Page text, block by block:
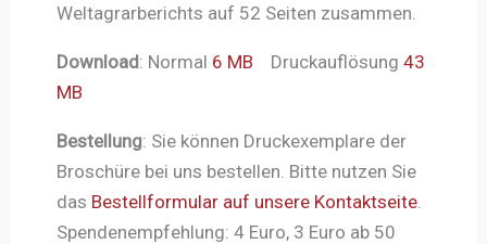
Weltagrarberichts auf 52 Seiten zusammen.
Download: Normal 6 MB Druckauflösung 43
MB
Bestellung: Sie können Druckexemplare der
Broschüre bei uns bestellen. Bitte nutzen Sie
das Bestellformular auf unsere Kontaktseite.
Spendenempfehlung: 4 Euro, 3 Euro ab 50